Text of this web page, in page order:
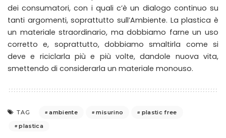
dei consumatori, con i quali c’è un dialogo continuo su
tanti argomenti, soprattutto sull’Ambiente. La plastica è
un materiale straordinario, ma dobbiamo farne un uso
corretto e, soprattutto, dobbiamo smaltirla come si
deve e riciclarla più e più volte, dandole nuova vita,
smettendo di considerarla un materiale monouso.
TAG ambiente misurino
plastic free
plastica